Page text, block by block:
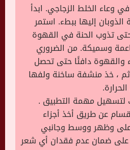
وعاء الخلط الزجاجي. ابدأ
إليها ببطء. استمر
تذوب الحنة في القهوة
وسميكة. من الضروري
والقهوة دافئًا حتى تحصل
، خذ منشفة ساخنة ولفها
مهمة التطبيق .
اختيار إنشاء 5 أقسام عن طريق أخذ أجزاء
وظهر ووسط وجانبي
ضمان عدم فقدان أي شعر